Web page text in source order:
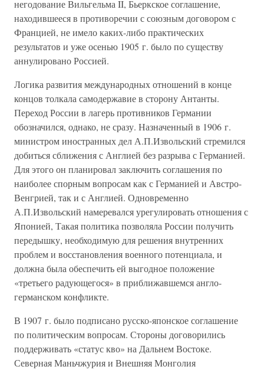
негодование Вильгельма II, Бьеркское соглашение,
находившееся в противоречии с союзным договором с
Францией, не имело каких-либо практических
результатов и уже осенью 1905 г. было по существу
аннулировано Россией.
Логика развития международных отношений в конце
концов толкала самодержавие в сторону Антанты.
Переход России в лагерь противников Германии
обозначился, однако, не сразу. Назначенный в 1906 г.
министром иностранных дел А.П.Извольский стремился
добиться сближения с Англией без разрыва с Германией.
Для этого он планировал заключить соглашения по
наиболее спорным вопросам как с Германией и Австро-
Венгрией, так и с Англией. Одновременно
А.П.Извольский намеревался урегулировать отношения с
Японией, Такая политика позволяла России получить
передышку, необходимую для решения внутренних
проблем и восстановления военного потенциала, и
должна была обеспечить ей выгодное положение
«третьего радующегося» в приближавшемся англо-
германском конфликте.
В 1907 г. было подписано русско-японское соглашение
по политическим вопросам. Стороны договорились
поддерживать «статус кво» на Дальнем Востоке.
Северная Маньчжурия и Внешняя Монголия